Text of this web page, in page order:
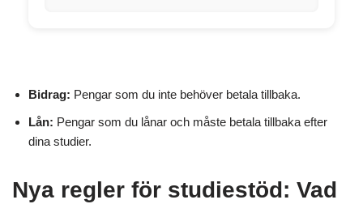
Bidrag: Pengar som du inte behöver betala tillbaka.
Lån: Pengar som du lånar och måste betala tillbaka efter
dina studier.
Nya regler för studiestöd: Vad